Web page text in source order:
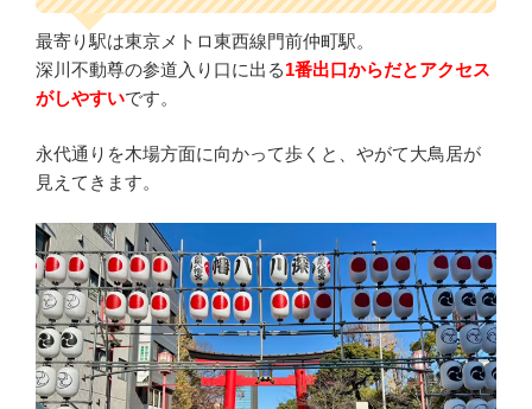
最寄り駅は東京メトロ東西線門前仲町駅。
深川不動尊の参道入り口に出る1番出口からだとアクセス
がしやすいです。
永代通りを木場方面に向かって歩くと、やがて大鳥居が
見えてきます。